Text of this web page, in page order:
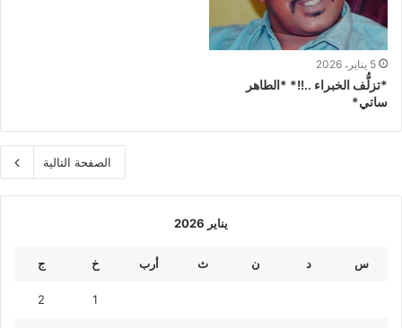
5 يناير، 2026
*تزلُّف الخبراء ..!!* *الطاهر
ساتي*
الصفحة التالية
يناير 2026
س د ن ث أرب خ ج
1
2